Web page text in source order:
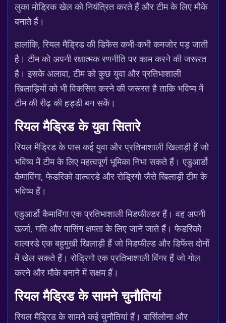
लुका मोड्रिक खेल को नियंत्रित करते हैं और टीम के लिए मौके
बनाते हैं।
हालांकि, रियल मैड्रिड की डिफेंस कभी-कभी कमजोर पड़ जाती
है। टीम को अपनी रक्षात्मक रणनीति पर काम करने की जरूरत
है। इसके अलावा, टीम को कुछ युवा और प्रतिभाशाली
खिलाड़ियों को भी विकसित करने की जरूरत है ताकि भविष्य में
टीम की रीढ़ की हड्डी बन सकें।
रियल मैड्रिड के युवा सितारे
रियल मैड्रिड के पास कई युवा और प्रतिभाशाली खिलाड़ी हैं जो
भविष्य में टीम के लिए महत्वपूर्ण भूमिका निभा सकते हैं। एडुआर्डो
कैमाविंगा, फेडरिको वाल्वरडे और रोड्रिगो जैसे खिलाड़ी टीम के
भविष्य हैं।
एडुआर्डो कैमाविंगा एक प्रतिभाशाली मिडफील्डर हैं। वह अपनी
ऊर्जा, गति और पासिंग क्षमता के लिए जाने जाते हैं। फेडरिको
वाल्वरडे एक बहुमुखी खिलाड़ी हैं जो मिडफील्ड और डिफेंस दोनों
में खेल सकते हैं। रोड्रिगो एक प्रतिभाशाली विंगर हैं जो गोल
करने और मौके बनाने में सक्षम हैं।
रियल मैड्रिड के सामने चुनौतियां
रियल मैड्रिड के सामने कई चुनौतियां हैं। बार्सिलोना और